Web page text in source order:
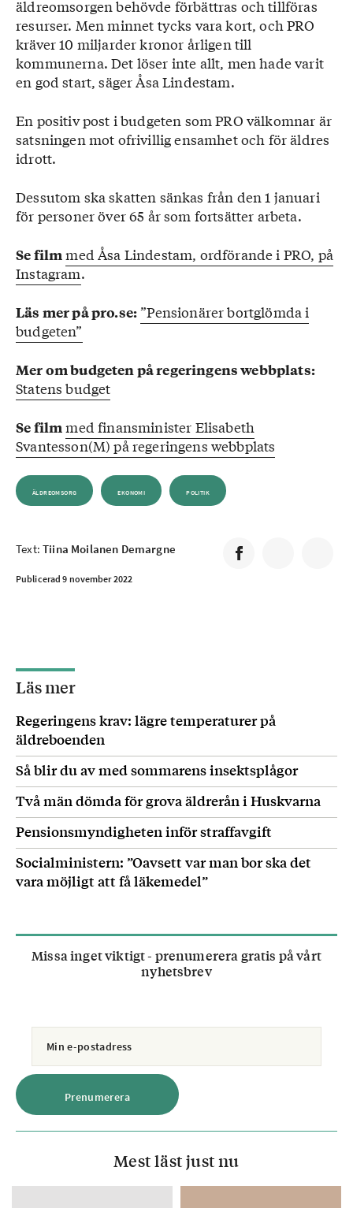
äldreomsorgen behövde förbättras och tillföras
resurser. Men minnet tycks vara kort, och PRO
kräver 10 miljarder kronor årligen till
kommunerna. Det löser inte allt, men hade varit
en god start, säger Åsa Lindestam.
En positiv post i budgeten som PRO välkomnar är
satsningen mot ofrivillig ensamhet och för äldres
idrott.
Dessutom ska skatten sänkas från den 1 januari
för personer över 65 år som fortsätter arbeta.
Se filmmed Åsa Lindestam, ordförande i PRO, på
Instagram.
Läs mer på pro.se:”Pensionärer bortglömda i
budgeten”
Mer om budgeten på regeringens webbplats:
Statens budget
Se filmmed finansminister Elisabeth
Svantesson(M) på regeringens webbplats
ÄLDREOMSORG EKONOMI POLITIK
Text:Tiina Moilanen Demargne
Publicerad 9 november 2022
Läs mer
Regeringens krav: lägre temperaturer på
äldreboenden
Så blir du av med sommarens insektsplågor
Två män dömda för grova äldrerån i Huskvarna
Pensionsmyndigheten inför straffavgift
Socialministern: ”Oavsett var man bor ska det
vara möjligt att få läkemedel”
Missa inget viktigt - prenumerera gratis på vårt
nyhetsbrev
Mest läst just nu